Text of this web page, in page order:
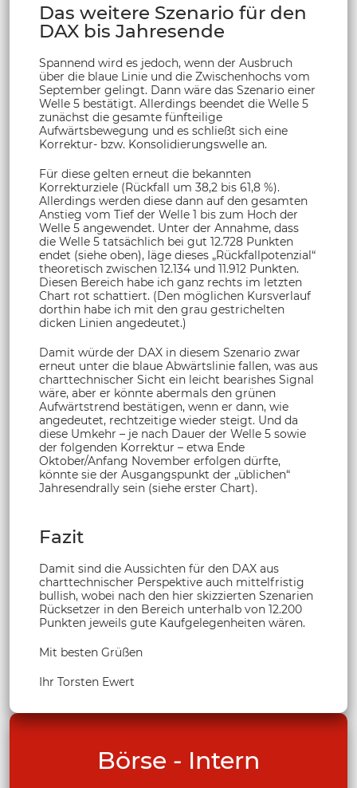
Das weitere Szenario für den
DAX bis Jahresende
Spannend wird es jedoch, wenn der Ausbruch
über die blaue Linie und die Zwischenhochs vom
September gelingt. Dann wäre das Szenario einer
Welle 5 bestätigt. Allerdings beendet die Welle 5
zunächst die gesamte fünfteilige
Aufwärtsbewegung und es schließt sich eine
Korrektur- bzw. Konsolidierungswelle an.
Für diese gelten erneut die bekannten
Korrekturziele (Rückfall um 38,2 bis 61,8 %).
Allerdings werden diese dann auf den gesamten
Anstieg vom Tief der Welle 1 bis zum Hoch der
Welle 5 angewendet. Unter der Annahme, dass
die Welle 5 tatsächlich bei gut 12.728 Punkten
endet (siehe oben), läge dieses „Rückfallpotenzial“
theoretisch zwischen 12.134 und 11.912 Punkten.
Diesen Bereich habe ich ganz rechts im letzten
Chart rot schattiert. (Den möglichen Kursverlauf
dorthin habe ich mit den grau gestrichelten
dicken Linien angedeutet.)
Damit würde der DAX in diesem Szenario zwar
erneut unter die blaue Abwärtslinie fallen, was aus
charttechnischer Sicht ein leicht bearishes Signal
wäre, aber er könnte abermals den grünen
Aufwärtstrend bestätigen, wenn er dann, wie
angedeutet, rechtzeitige wieder steigt. Und da
diese Umkehr – je nach Dauer der Welle 5 sowie
der folgenden Korrektur – etwa Ende
Oktober/Anfang November erfolgen dürfte,
könnte sie der Ausgangspunkt der „üblichen“
Jahresendrally sein (siehe erster Chart).
Fazit
Damit sind die Aussichten für den DAX aus
charttechnischer Perspektive auch mittelfristig
bullish, wobei nach den hier skizzierten Szenarien
Rücksetzer in den Bereich unterhalb von 12.200
Punkten jeweils gute Kaufgelegenheiten wären.
Mit besten Grüßen
Ihr Torsten Ewert
Börse - Intern